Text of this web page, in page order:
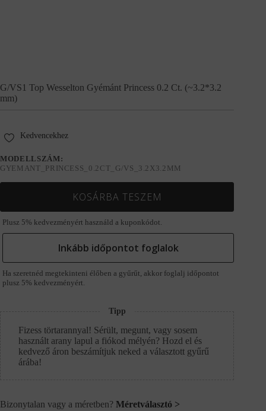
G/VS1 Top Wesselton Gyémánt Princess 0.2 Ct. (~3.2*3.2
mm)
MODELLSZÁM:
GYEMANT_PRINCESS_0.2CT_G/VS_3.2X3.2MM
Kedvencekhez
KOSÁRBA TESZEM
Plusz 5% kedvezményért használd a kuponkódot.
Inkább időpontot foglalok
Ha szeretnéd megtekinteni élőben a gyűrűt, akkor foglalj időpontot
plusz 5% kedvezményért.
Tipp
Fizess törtarannyal! Sérült, megunt, vagy sosem
használt arany lapul a fiókod mélyén? Hozd el és
kedvező áron beszámítjuk neked a választott gyűrű
árába!
Bizonytalan vagy a méretben? Méretválasztó >